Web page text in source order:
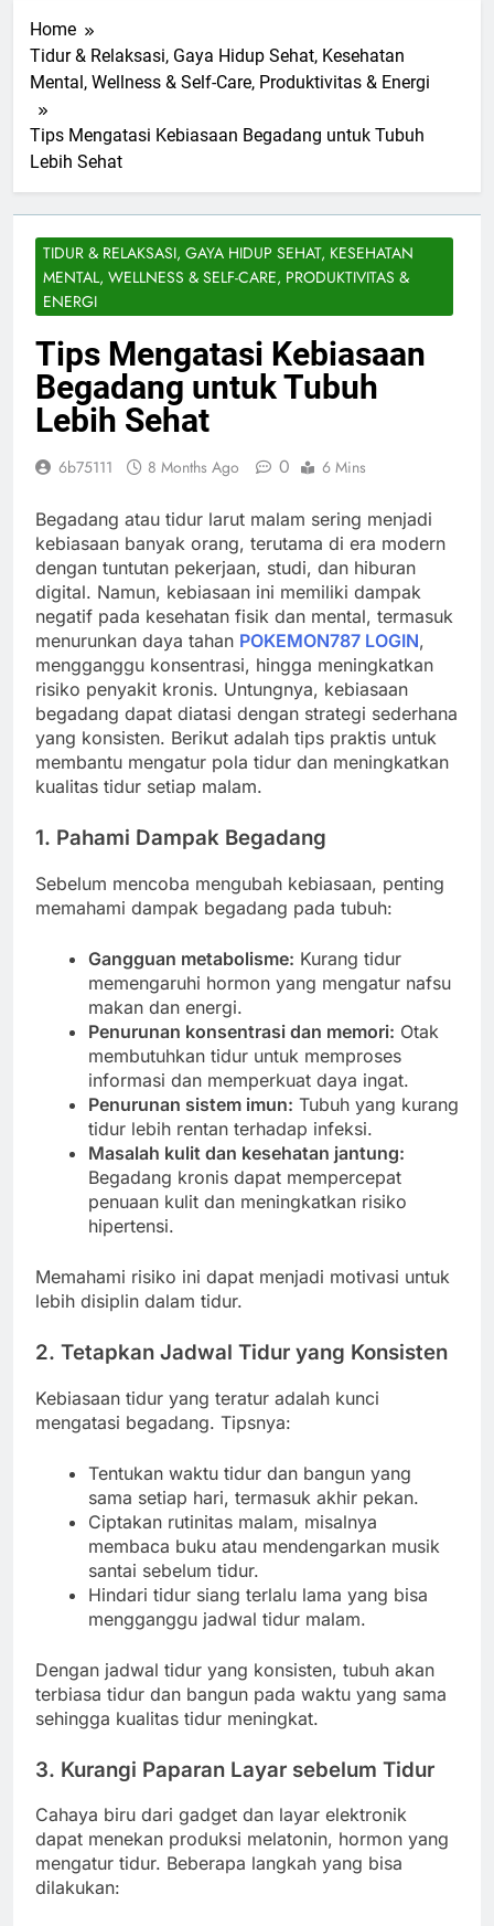
Home
Tidur & Relaksasi, Gaya Hidup Sehat, Kesehatan
Mental, Wellness & Self-Care, Produktivitas & Energi
Tips Mengatasi Kebiasaan Begadang untuk Tubuh
Lebih Sehat
TIDUR & RELAKSASI, GAYA HIDUP SEHAT, KESEHATAN
MENTAL, WELLNESS & SELF-CARE, PRODUKTIVITAS &
ENERGI
Tips Mengatasi Kebiasaan
Begadang untuk Tubuh
Lebih Sehat
6b75111 8 Months Ago 0 6 Mins
Begadang atau tidur larut malam sering menjadi
kebiasaan banyak orang, terutama di era modern
dengan tuntutan pekerjaan, studi, dan hiburan
digital. Namun, kebiasaan ini memiliki dampak
negatif pada kesehatan fisik dan mental, termasuk
menurunkan daya tahan POKEMON787 LOGIN,
mengganggu konsentrasi, hingga meningkatkan
risiko penyakit kronis. Untungnya, kebiasaan
begadang dapat diatasi dengan strategi sederhana
yang konsisten. Berikut adalah tips praktis untuk
membantu mengatur pola tidur dan meningkatkan
kualitas tidur setiap malam.
1. Pahami Dampak Begadang
Sebelum mencoba mengubah kebiasaan, penting
memahami dampak begadang pada tubuh:
Gangguan metabolisme: Kurang tidur
memengaruhi hormon yang mengatur nafsu
makan dan energi.
Penurunan konsentrasi dan memori: Otak
membutuhkan tidur untuk memproses
informasi dan memperkuat daya ingat.
Penurunan sistem imun: Tubuh yang kurang
tidur lebih rentan terhadap infeksi.
Masalah kulit dan kesehatan jantung:
Begadang kronis dapat mempercepat
penuaan kulit dan meningkatkan risiko
hipertensi.
Memahami risiko ini dapat menjadi motivasi untuk
lebih disiplin dalam tidur.
2. Tetapkan Jadwal Tidur yang Konsisten
Kebiasaan tidur yang teratur adalah kunci
mengatasi begadang. Tipsnya:
Tentukan waktu tidur dan bangun yang
sama setiap hari, termasuk akhir pekan.
Ciptakan rutinitas malam, misalnya
membaca buku atau mendengarkan musik
santai sebelum tidur.
Hindari tidur siang terlalu lama yang bisa
mengganggu jadwal tidur malam.
Dengan jadwal tidur yang konsisten, tubuh akan
terbiasa tidur dan bangun pada waktu yang sama
sehingga kualitas tidur meningkat.
3. Kurangi Paparan Layar sebelum Tidur
Cahaya biru dari gadget dan layar elektronik
dapat menekan produksi melatonin, hormon yang
mengatur tidur. Beberapa langkah yang bisa
dilakukan: